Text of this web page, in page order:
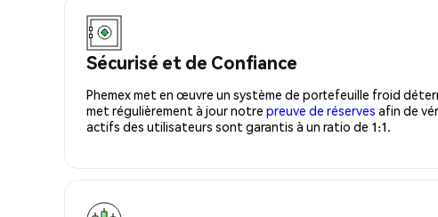
Sécurisé et de Confiance
Phemex met en œuvre un système de portefeuille froid
met régulièrement à jour notre preuve de réserves afin de
actifs des utilisateurs sont garantis à un ratio de 1:1.